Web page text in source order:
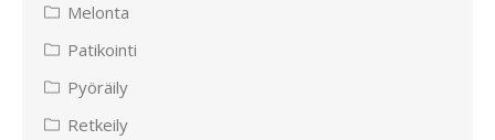
Melonta
Patikointi
Pyöräily
Retkeily